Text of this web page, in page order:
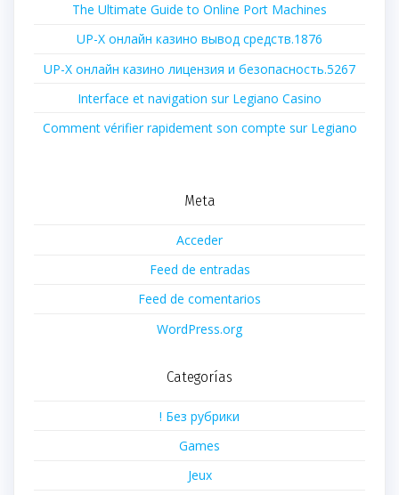
The Ultimate Guide to Online Port Machines
UP-X онлайн казино вывод средств.1876
UP-X онлайн казино лицензия и безопасность.5267
Interface et navigation sur Legiano Casino
Comment vérifier rapidement son compte sur Legiano
Meta
Acceder
Feed de entradas
Feed de comentarios
WordPress.org
Categorías
! Без рубрики
Games
Jeux